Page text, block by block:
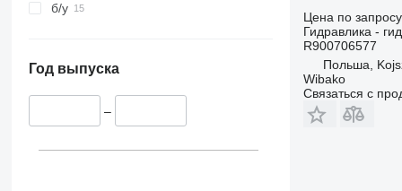
б/у
Год выпуска
–
Цена по запросу
Гидравлика -
R900706577
Польша,
Wibako
Связаться с